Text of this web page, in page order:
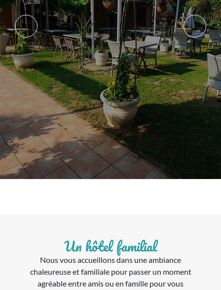
Un hôtel familial
Nous vous accueillons dans une ambiance
chaleureuse et familiale pour passer un moment
agréable entre amis ou en famille pour vous